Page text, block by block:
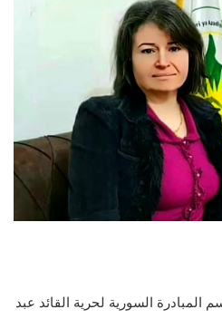
المبادرة السورية لحرية القائد عبد